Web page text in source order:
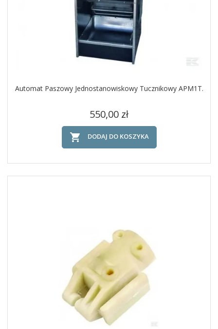
Automat Paszowy Jednostanowiskowy Tucznikowy APM1T.
Cena
550,00 zł
 DODAJ DO KOSZYKA